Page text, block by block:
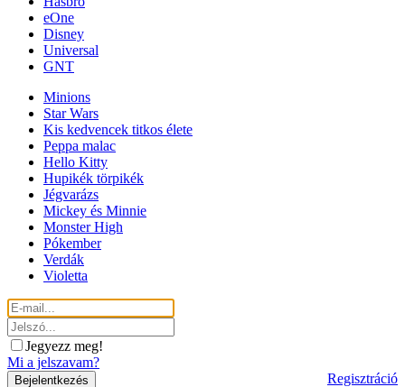
eOne
Disney
Universal
GNT
Minions
Star Wars
Kis kedvencek titkos élete
Peppa malac
Hello Kitty
Hupikék törpikék
Jégvarázs
Mickey és Minnie
Monster High
Pókember
Verdák
Violetta
Jegyezz meg!
Mi a jelszavam?
Regisztráció